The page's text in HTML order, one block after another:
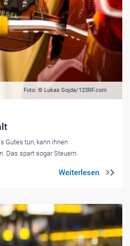
Foto: © Lukas Gojda/123RF.com
Gutes tun, kann ihnen
Das spart sogar Steuern.